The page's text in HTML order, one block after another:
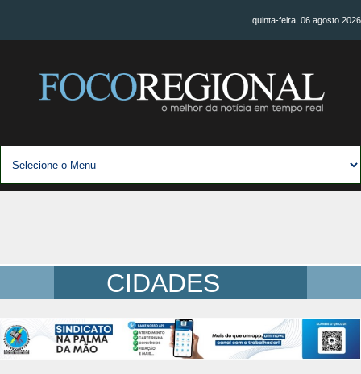
quinta-feira, 06 agosto 2026
CIDADES